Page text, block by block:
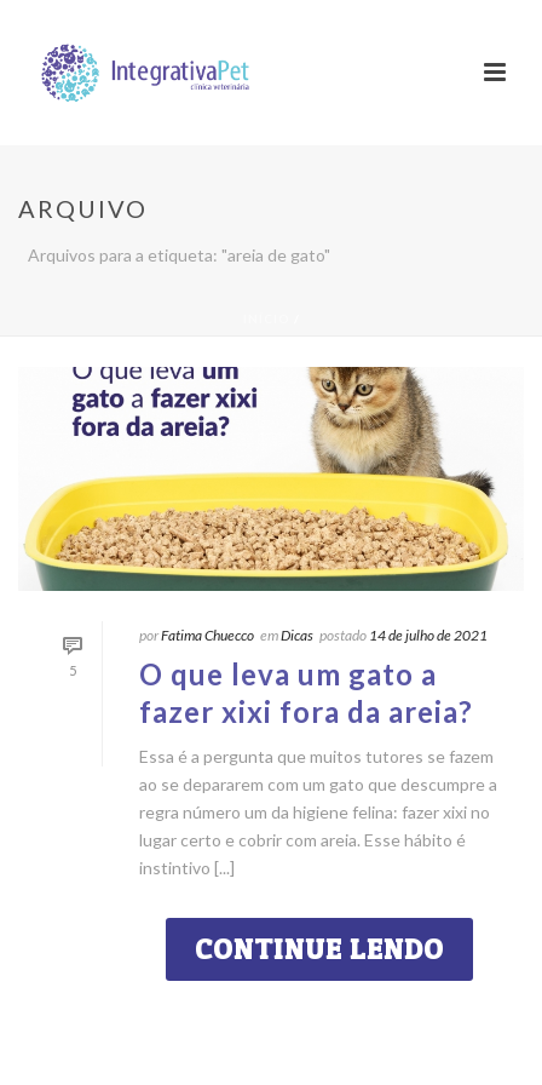
ARQUIVO
Arquivos para a etiqueta: "areia de gato"
5
porFatima Chuecco emDicas postado 14 de julho de 2021
O que leva um gato a
fazer xixi fora da areia?
Essa é a pergunta que muitos tutores se fazem
ao se depararem com um gato que descumpre a
regra número um da higiene felina: fazer xixi no
lugar certo e cobrir com areia. Esse hábito é
instintivo [...]
CONTINUE LENDO